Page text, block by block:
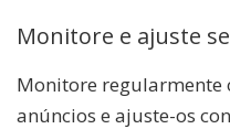
Monitore e ajuste
Monitore regularmente
anúncios e ajuste-os